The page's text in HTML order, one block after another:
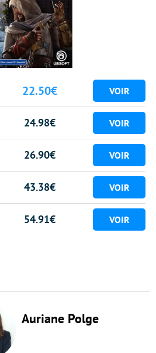
22.50€
24.98€
26.90€
43.38€
54.91€
Auriane Polge